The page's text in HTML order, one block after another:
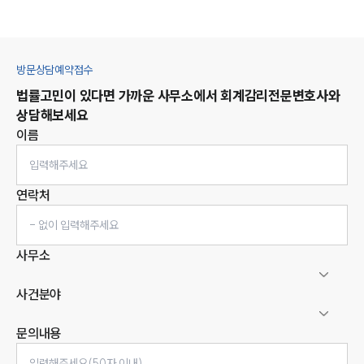
방문상담예약접수
법률고민이 있다면 가까운 사무소에서 회계감리 전문변호사와
상담해보세요
이름
연락처
사무소
사건분야
문의내용